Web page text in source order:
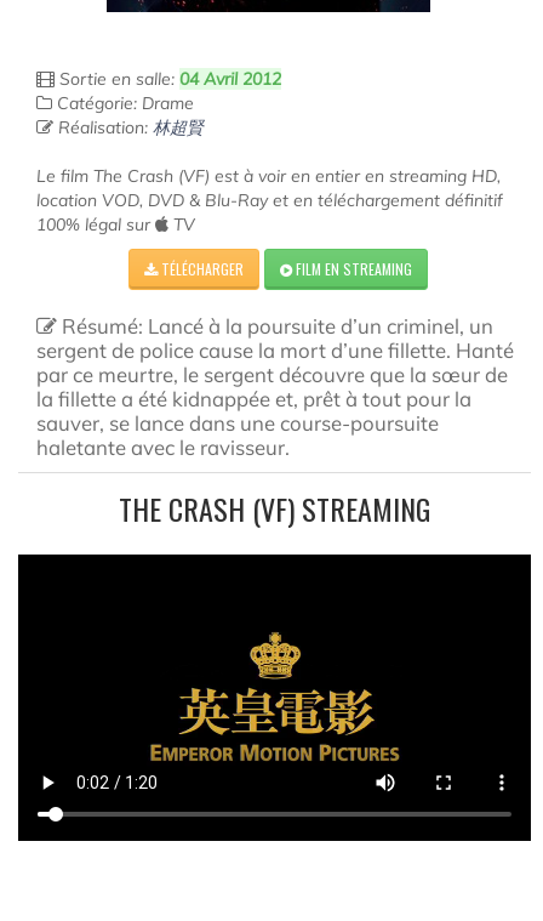
Sortie en salle: 04 Avril 2012
Catégorie: Drame
Réalisation: 林超賢
Le film The Crash (VF) est à voir en entier en streaming HD,
location VOD, DVD & Blu-Ray et en téléchargement définitif
100% légal sur
TV
TÉLÉCHARGER FILM EN STREAMING
Résumé: Lancé à la poursuite d’un criminel, un
sergent de police cause la mort d’une fillette. Hanté
par ce meurtre, le sergent découvre que la sœur de
la fillette a été kidnappée et, prêt à tout pour la
sauver, se lance dans une course-poursuite
haletante avec le ravisseur.
THE CRASH (VF) STREAMING